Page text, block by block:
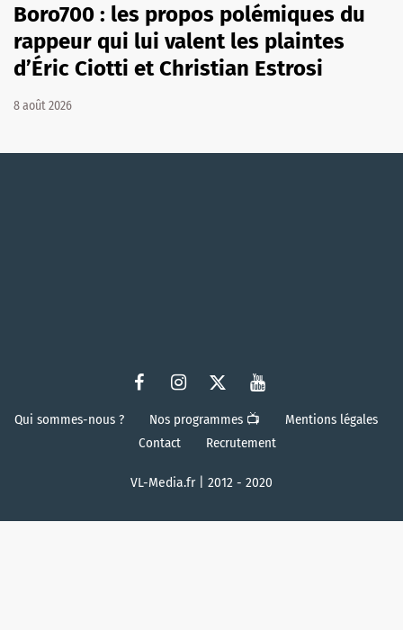
Boro700 : les propos polémiques du
rappeur qui lui valent les plaintes
d’Éric Ciotti et Christian Estrosi
8 août 2026
Qui sommes-nous ? Nos programmes 📺
Mentions légales
Contact
Recrutement
VL-Media.fr | 2012 - 2020